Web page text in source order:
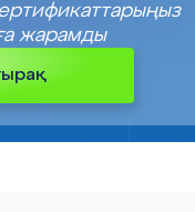
жарамды